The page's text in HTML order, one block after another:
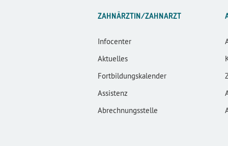
ZAHNÄRZTIN/ZAHNARZT
Infocenter
Aktuelles
Fortbildungskalender
Assistenz
Abrechnungsstelle